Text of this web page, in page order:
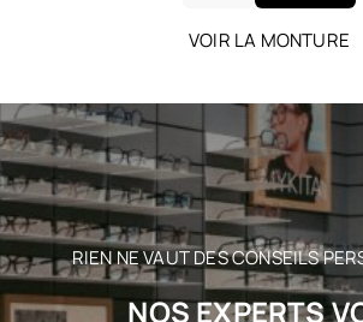
VOIR LA MONTURE
RIEN NE VAUT DES CONSEILS
NOS EXPERTS